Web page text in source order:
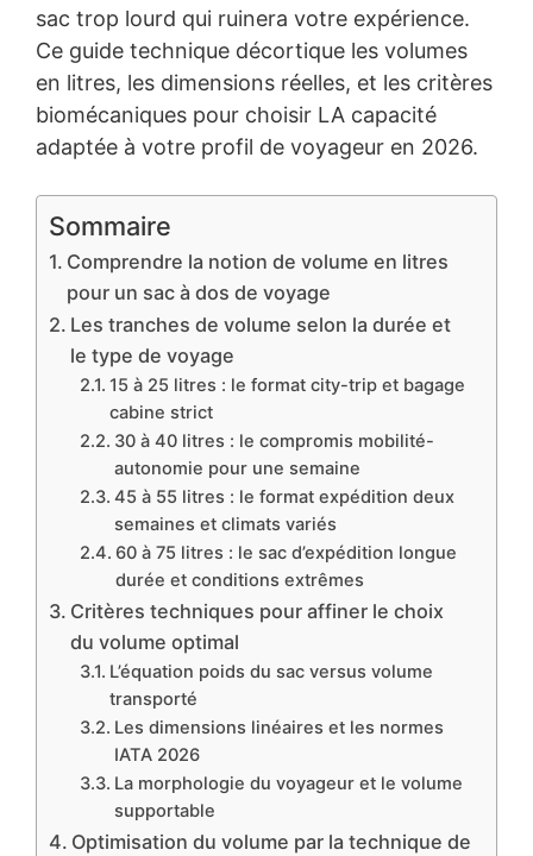
sac trop lourd qui ruinera votre expérience.
Ce guide technique décortique les volumes
en litres, les dimensions réelles, et les critères
biomécaniques pour choisir LA capacité
adaptée à votre profil de voyageur en 2026.
Sommaire
Comprendre la notion de volume en litres
pour un sac à dos de voyage
Les tranches de volume selon la durée et
le type de voyage
15 à 25 litres : le format city-trip et bagage
cabine strict
30 à 40 litres : le compromis mobilité-
autonomie pour une semaine
45 à 55 litres : le format expédition deux
semaines et climats variés
60 à 75 litres : le sac d’expédition longue
durée et conditions extrêmes
Critères techniques pour affiner le choix
du volume optimal
L’équation poids du sac versus volume
transporté
Les dimensions linéaires et les normes
IATA 2026
La morphologie du voyageur et le volume
supportable
Optimisation du volume par la technique de